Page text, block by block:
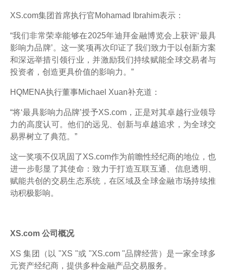
XS.com集团首席执行官Mohamad Ibrahim表示：
“我们非常荣幸能够在2025年迪拜金融博览会上获评‘最具
影响力品牌’。这一奖项再次印证了我们致力于以创新方案
和深远举措引领行业，并激励我们持续赋能全球交易者与
投资者，创造更具价值的影响力。”
HQMENA执行董事Michael Xuan补充道：
“将‘最具影响力品牌’授予XS.com，正是对其卓越行业领导
力的高度认可。他们的远见、创新与卓越追求，为全球交
易界树立了典范。”
这一奖项不仅巩固了XS.com作为前瞻性经纪商的地位，也
进一步彰显了其使命：致力于打造互联互通、信息透明、
赋能共创的交易生态系统，在区域及全球金融市场持续推
动积极影响。
XS.com 公司概况
XS 集团（以 "XS "或 "XS.com "品牌经营）是一家全球多
元资产经纪商，提供多种金融产品交易服务。